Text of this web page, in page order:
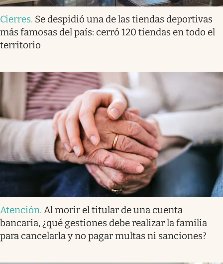
Cierres. Se despidió una de las tiendas deportivas
más famosas del país: cerró 120 tiendas en todo el
territorio
Atención. Al morir el titular de una cuenta
bancaria, ¿qué gestiones debe realizar la familia
para cancelarla y no pagar multas ni sanciones?